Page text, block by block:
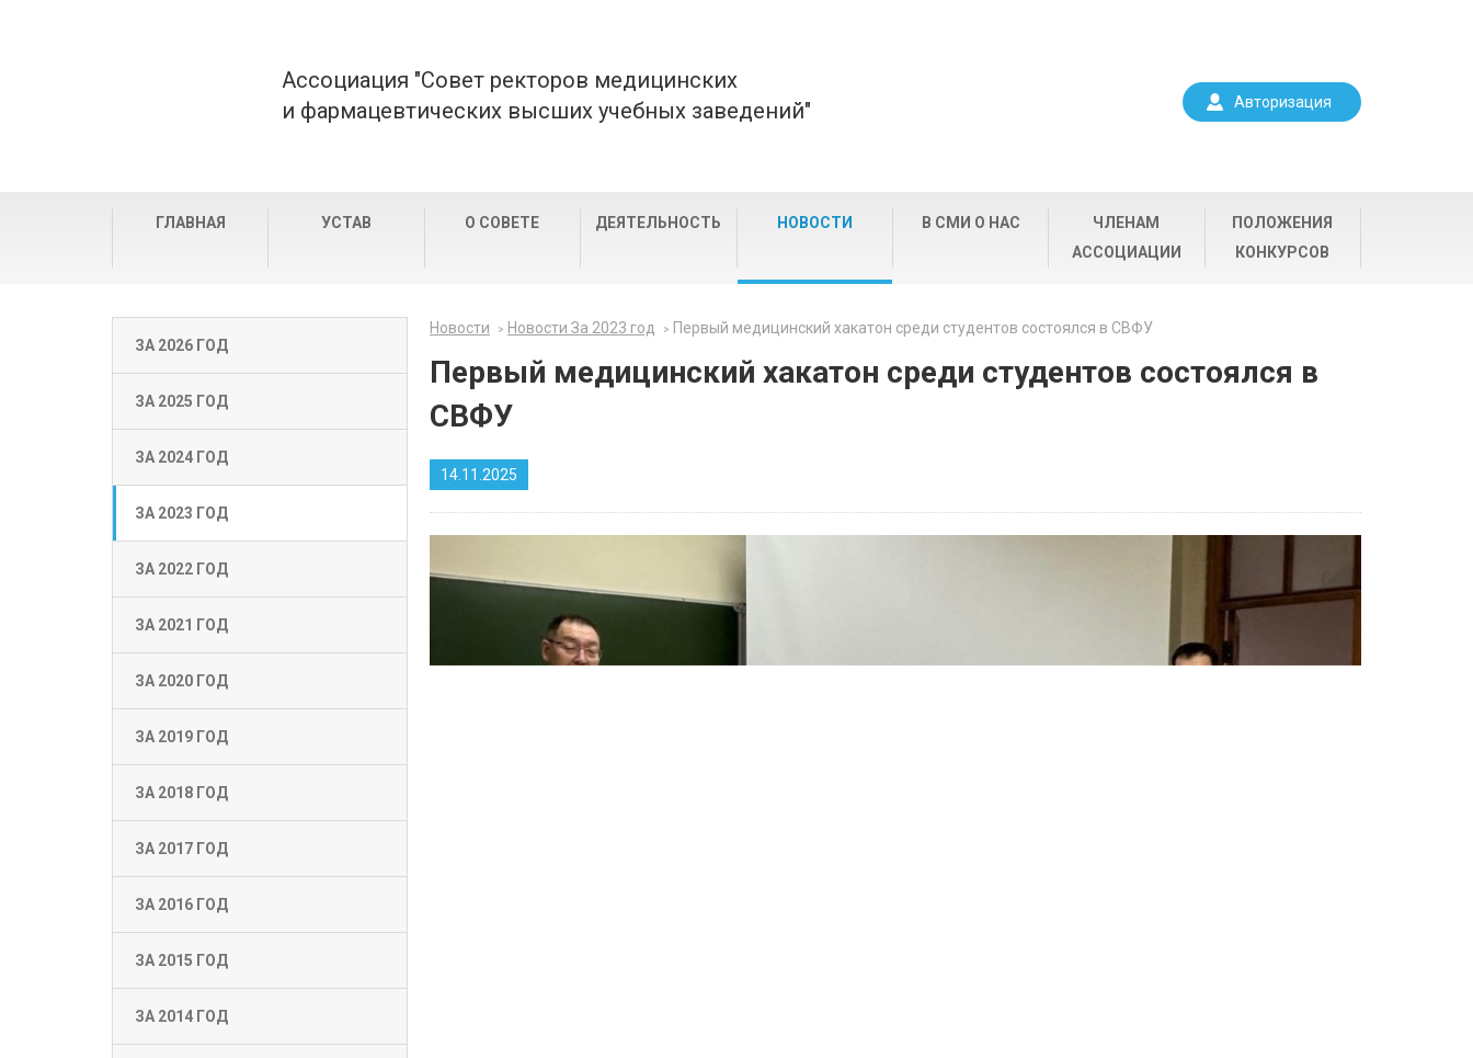
Ассоциация "Совет ректоров медицинских
и фармацевтических высших учебных заведений"
Авторизация
ГЛАВНАЯ УСТАВ О СОВЕТЕ ДЕЯТЕЛЬНОСТЬ НОВОСТИ В СМИ О НАС
ЧЛЕНАМ
АССОЦИАЦИИ
ПОЛОЖЕНИЯ
КОНКУРСОВ
ЗА 2026 ГОД
ЗА 2025 ГОД
ЗА 2024 ГОД
ЗА 2023 ГОД
ЗА 2022 ГОД
ЗА 2021 ГОД
ЗА 2020 ГОД
ЗА 2019 ГОД
ЗА 2018 ГОД
ЗА 2017 ГОД
ЗА 2016 ГОД
ЗА 2015 ГОД
ЗА 2014 ГОД
Новости Новости За 2023 год Первый медицинский хакатон среди студентов состоялся в СВФУ
Первый медицинский хакатон среди студентов состоялся в
СВФУ
14.11.2025